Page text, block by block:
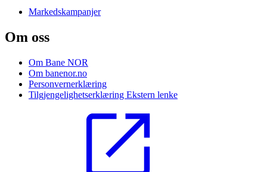
Markedskampanjer
Om oss
Om Bane NOR
Om banenor.no
Personvernerklæring
Tilgjengelighetserklæring Ekstern lenke